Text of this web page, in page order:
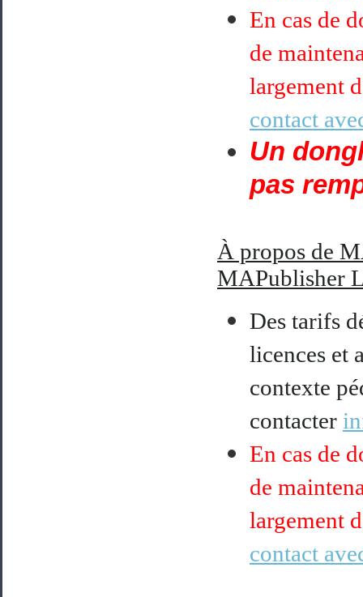
En cas de
de
largement
contact
Un
pas
À propos de
MAPublisher
Des tarifs
licences et
contexte
contacter
En cas de
de
largement
contact